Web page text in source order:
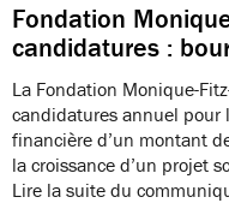
Fondation
candidatures :
La Fondation Monique-
candidatures annuel pour
financière d’un montant
la croissance d’un projet
Lire la suite du